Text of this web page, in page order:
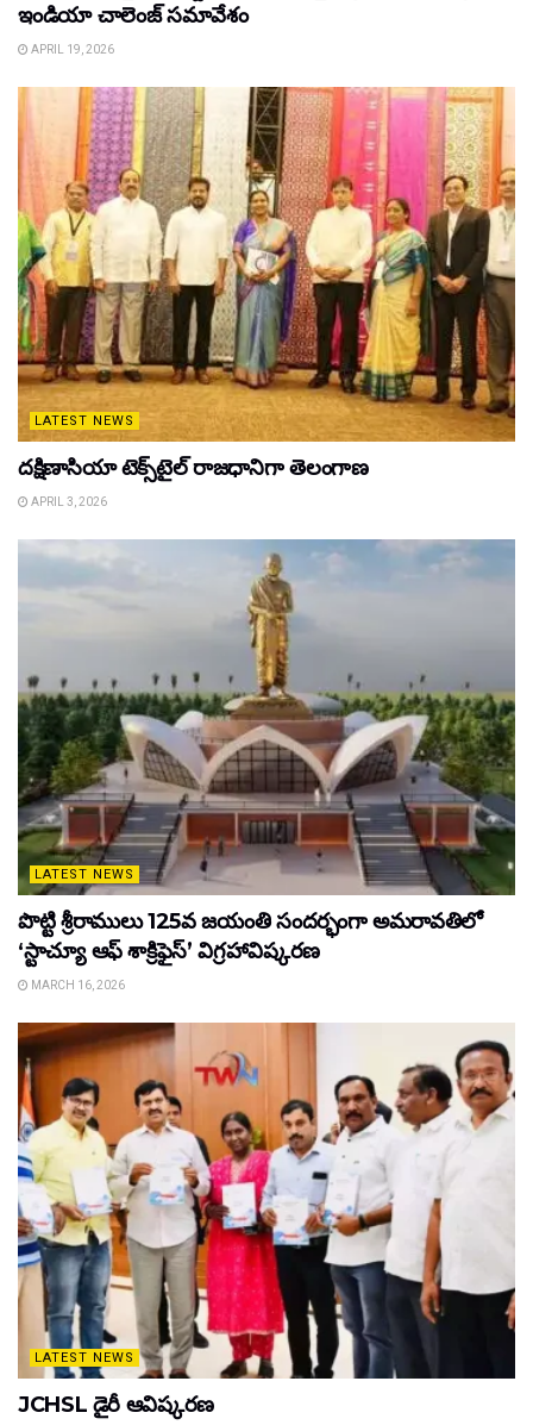
ఇండియా చాలెంజ్ సమావేశం
APRIL 19, 2026
LATEST NEWS
దక్షిణాసియా టెక్స్‌టైల్ రాజధానిగా తెలంగాణ
APRIL 3, 2026
LATEST NEWS
పొట్టి శ్రీరాములు 125వ జయంతి సందర్భంగా అమరావతిలో
‘స్టాచ్యూ ఆఫ్ శాక్రిఫైస్’ విగ్రహావిష్కరణ
MARCH 16, 2026
LATEST NEWS
JCHSL డైరీ ఆవిష్కరణ